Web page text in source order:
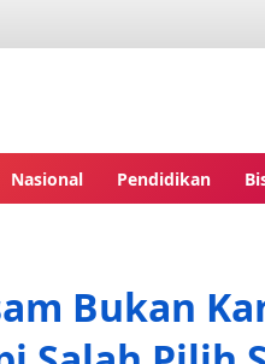
Nasional Pendidikan
Bukan